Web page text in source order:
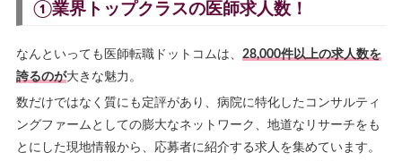
①業界トップクラスの医師求人数！
なんといっても医師転職ドットコムは、 28,000件以上の求人数を
誇るのが大きな魅力。
数だけではなく質にも定評があり、病院に特化したコンサルティ
ングファームとしての膨大なネットワーク、地道なリサーチをも
とにした現地情報から、応募者に紹介する求人を集めています。